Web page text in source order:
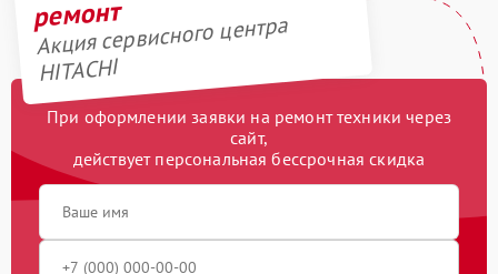
ремонт
Акция сервисного центра
HITACHI
При оформлении заявки на ремонт техники через
сайт,
действует персональная бессрочная скидка